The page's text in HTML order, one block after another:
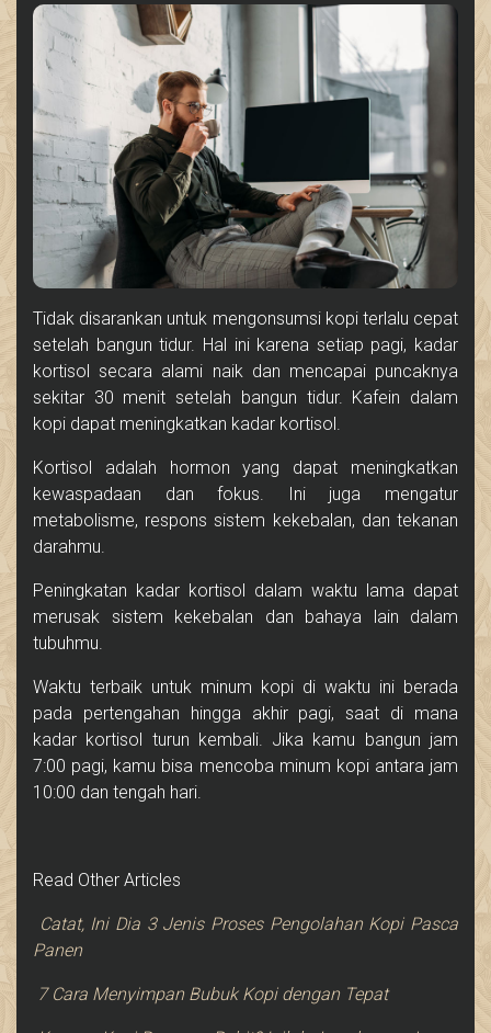
Tidak disarankan untuk mengonsumsi kopi terlalu cepat
setelah bangun tidur. Hal ini karena setiap pagi, kadar
kortisol secara alami naik dan mencapai puncaknya
sekitar 30 menit setelah bangun tidur. Kafein dalam
kopi dapat meningkatkan kadar kortisol.
Kortisol adalah hormon yang dapat meningkatkan
kewaspadaan dan fokus. Ini juga mengatur
metabolisme, respons sistem kekebalan, dan tekanan
darahmu.
Peningkatan kadar kortisol dalam waktu lama dapat
merusak sistem kekebalan dan bahaya lain dalam
tubuhmu.
Waktu terbaik untuk minum kopi di waktu ini berada
pada pertengahan hingga akhir pagi, saat di mana
kadar kortisol turun kembali. Jika kamu bangun jam
7:00 pagi, kamu bisa mencoba minum kopi antara jam
10:00 dan tengah hari.
Read Other Articles
Catat, Ini Dia 3 Jenis Proses Pengolahan Kopi Pasca
Panen
7 Cara Menyimpan Bubuk Kopi dengan Tepat